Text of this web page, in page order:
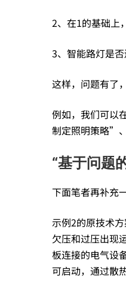
足
动
能
——
如
何
解
2、在1的基础上
3、智能路灯是
这样，问题有了
例如，我们可以
制定照明策略”
“基于问题
下面笔者再补充
示例2的原技术
欠压和过压出现
板连接的电气设
可启动，通过散